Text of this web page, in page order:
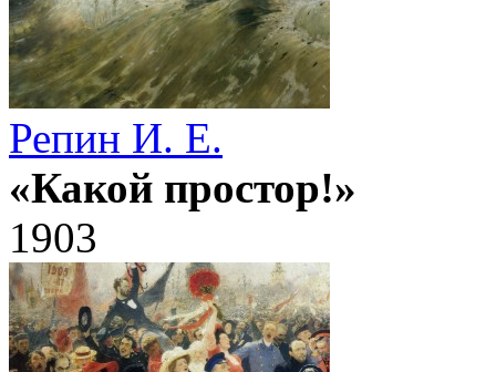
Репин И. Е.
«Какой простор!»
1903